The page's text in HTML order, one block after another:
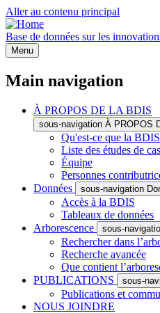
Aller au contenu principal
Base de données sur les
Menu
Main navigation
À PROPOS DE LA BDIS
sous-navigation À PROPOS
Qu'est-ce que la
Liste des études de cas
Équipe
Personnes
Données
sous-navigation
Accès à la BDIS
Tableaux de données
Arborescence
sous-
Rechercher dans
Recherche avancée
Que contient
PUBLICATIONS
sous-
Publications et
NOUS JOINDRE